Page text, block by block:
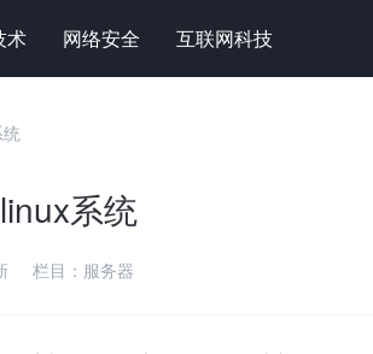
术 网络安全 互联网科技
系统
栏目： 服务器